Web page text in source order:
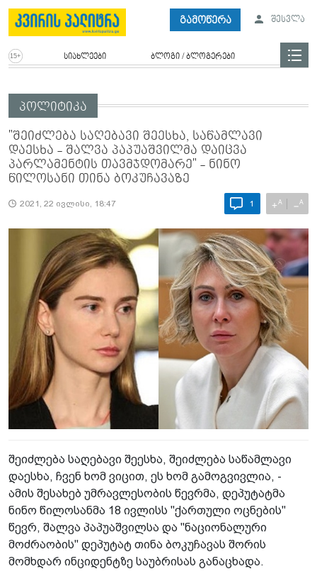
გამოწერა შესვლა
სიახლეები ბლოგი / ბლოგერები
პოლიტიკა
"შეიძლება საღებავი შეესხა, საწამლავი
დაესხა - შალვა პაპუაშვილმა დაიცვა
პარლამენტის თავმჯდომარე" - ნინო
წილოსანი თინა ბოკუჩავაზე
2021, 22 ივლისი, 18:47 1 +A −A
შეიძლება საღებავი შეესხა, შეიძლება საწამლავი
დაესხა, ჩვენ ხომ ვიცით, ეს ხომ გამოგვივლია, -
ამის შესახებ უმრავლესობის წევრმა, დეპუტატმა
ნინო წილოსანმა 18 ივლისს "ქართული ოცნების"
წევრ, შალვა პაპუაშვილსა და "ნაციონალური
მოძრაობის" დეპუტატ თინა ბოკუჩავას შორის
მომხდარ ინციდენტზე საუბრისას განაცხადა.